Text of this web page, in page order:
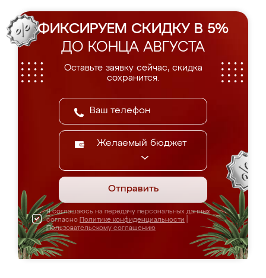
ФИКСИРУЕМ СКИДКУ В 5%
ДО КОНЦА АВГУСТА
Оставьте заявку сейчас, скидка
сохранится.
Желаемый бюджет
Отправить
Я соглашаюсь на передачу персональных данных
согласно Политике конфиденциальности
Пользовательскому соглашению